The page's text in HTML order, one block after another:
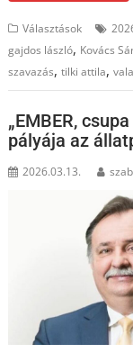
Választások
gajdos lászló, Kovács
szavazás,tilki attila,
„EMBER,
pályája az
2026.03.13.